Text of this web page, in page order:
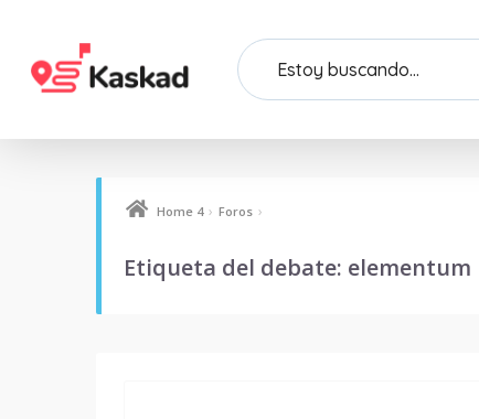
Home 4 › Foros ›
Etiqueta del debate: elementum